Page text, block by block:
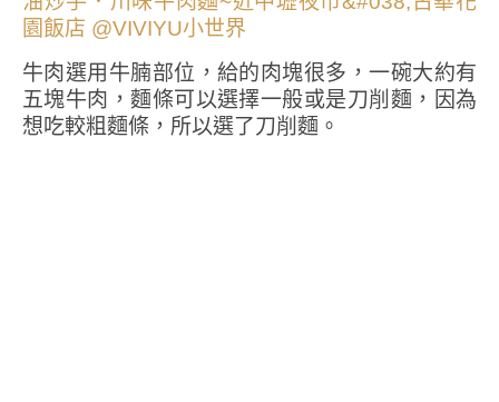
牛肉選用牛腩部位，給的肉塊很多，一碗大約有
五塊牛肉，麵條可以選擇一般或是刀削麵，因為
想吃較粗麵條，所以選了刀削麵。